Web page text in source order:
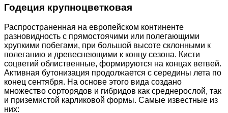
Годеция крупноцветковая
Распространенная на европейском континенте
разновидность с прямостоячими или полегающими
хрупкими побегами, при большой высоте склонными к
полеганию и древеснеющими к концу сезона. Кисти
соцветий облиственные, формируются на концах ветвей.
Активная бутонизация продолжается с середины лета по
конец сентября. На основе этого вида создано
множество сорторядов и гибридов как среднерослой, так
и приземистой карликовой формы. Самые известные из
них: